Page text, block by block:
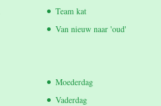
Team kat
Van nieuw naar 'oud'
Moederdag
Vaderdag